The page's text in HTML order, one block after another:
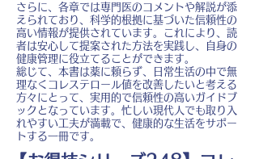
さらに、各章では専門医のコメントや解説が添
えられており、科学的根拠に基づいた信頼性の
高い情報が提供されています。これにより、読
者は安心して提案された方法を実践し、自身の
健康管理に役立てることができます。
総じて、本書は薬に頼らず、日常生活の中で無
理なくコレステロール値を改善したいと考える
方々にとって、実用的で信頼性の高いガイドブ
ックとなっています。忙しい現代人でも取り入
れやすい工夫が満載で、健康的な生活をサポー
トする一冊です。